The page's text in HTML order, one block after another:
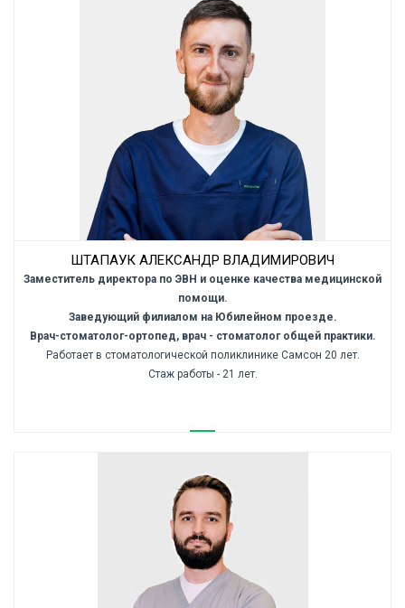
ШТАПАУК АЛЕКСАНДР ВЛАДИМИРОВИЧ
Заместитель директора по ЭВН и оценке качества медицинской
помощи.
Заведующий филиалом на Юбилейном проезде.
Врач-стоматолог-ортопед, врач - стоматолог общей практики.
Работает в стоматологической поликлинике Самсон 20 лет.
Стаж работы - 21 лет.